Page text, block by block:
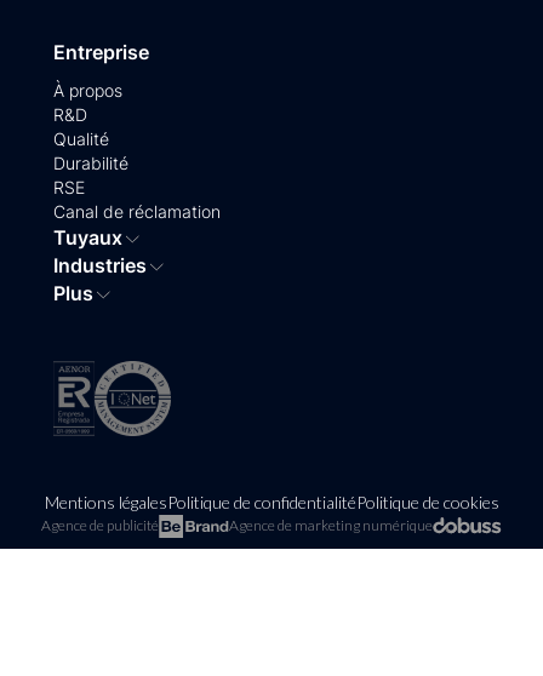
Entreprise
À propos
R&D
Qualité
Durabilité
RSE
Canal de réclamation
Tuyaux
Industries
Plus
Mentions légalesPolitique de confidentialitéPolitique de cookies
Agence de publicité Agence de marketing numérique